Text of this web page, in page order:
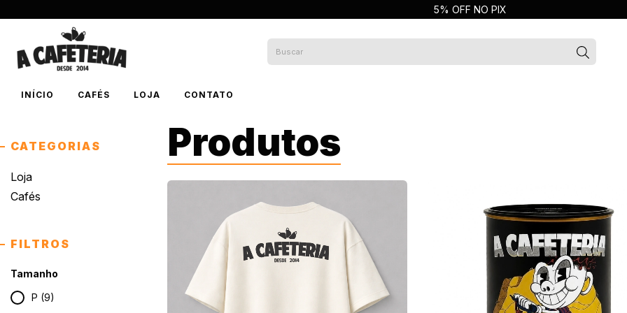
5% OFF NO PIX
INÍCIO CAFÉS LOJA CONTATO
CATEGORIAS
Loja
Cafés
FILTROS
Tamanho
P (9)
Produtos